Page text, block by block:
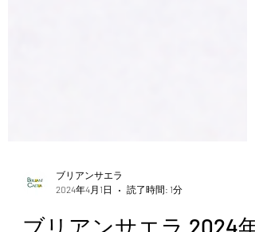
2024年4月1日
読了時間: 1分